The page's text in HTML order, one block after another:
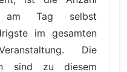
am Tag selbst
im gesamten
Die
sind zu diesem